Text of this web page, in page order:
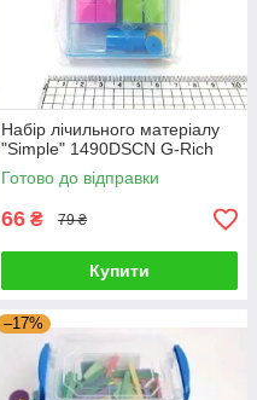
Набір лічильного матеріалу
"Simple" 1490DSCN G-Rich
Готово до відправки
66 ₴ 79 ₴
Купити
–17%